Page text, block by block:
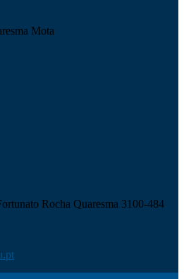
Mota
Rocha Quaresma 3100-484